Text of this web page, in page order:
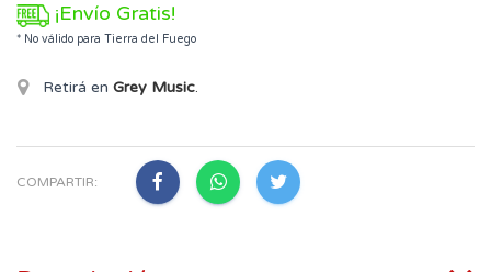
¡Envío Gratis!
* No válido para Tierra del Fuego
Retirá en Grey Music.
COMPARTIR: